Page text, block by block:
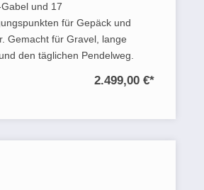
und 17
für Gepäck und
Gemacht für Gravel, lange
den täglichen Pendelweg.
2.499,00 €*